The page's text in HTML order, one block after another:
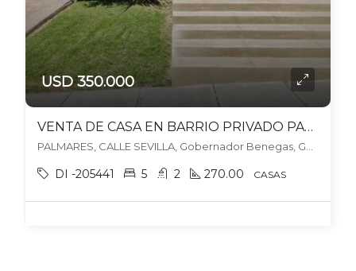
USD 350.000
VENTA DE CASA EN BARRIO PRIVADO PALMARES – 1 PLANTA – 5 HABITACIONES – 2 BAÑOS
PALMARES, CALLE SEVILLA, Gobernador Benegas, Godoy Cruz
DI -205441 5 2 270.00 CASAS